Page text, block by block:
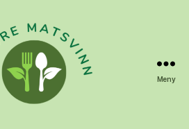
Meny